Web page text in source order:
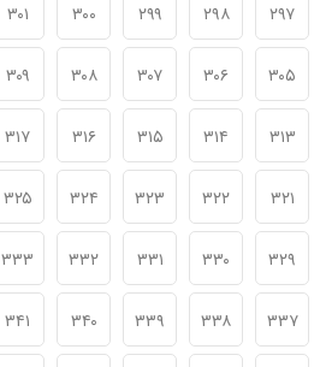
۲۹۷ ۲۹۸ ۲۹۹ ۳۰۰ ۳۰۱
۳۰۵ ۳۰۶ ۳۰۷ ۳۰۸ ۳۰۹
۳۱۳ ۳۱۴ ۳۱۵ ۳۱۶ ۳۱۷
۳۲۱ ۳۲۲ ۳۲۳ ۳۲۴ ۳۲۵
۳۲۹ ۳۳۰ ۳۳۱ ۳۳۲ ۳۳۳
۳۳۷ ۳۳۸ ۳۳۹ ۳۴۰ ۳۴۱